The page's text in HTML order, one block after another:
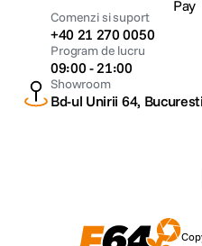
Comenzi si suport
+40 21 270 0050
Program de lucru
09:00 - 21:00
Showroom
Bd-ul Unirii 64, Bucuresti